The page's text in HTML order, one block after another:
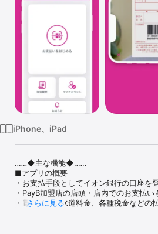
TV
iPhone、iPad
‥‥‥◆主な機能◆‥‥‥
■アプリの概要
・お支払手段としてイオン銀行の口座を
・PayB加盟店の店頭・店内でのお支払
・電気料金、水道料金、各種税金などの
さらに見る